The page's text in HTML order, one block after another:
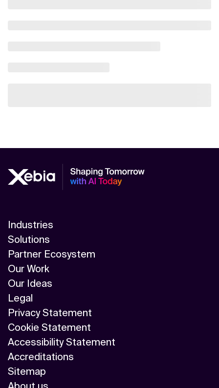
Industries
Solutions
Partner Ecosystem
Our Work
Our Ideas
Legal
Privacy Statement
Cookie Statement
Accessibility Statement
Accreditations
Sitemap